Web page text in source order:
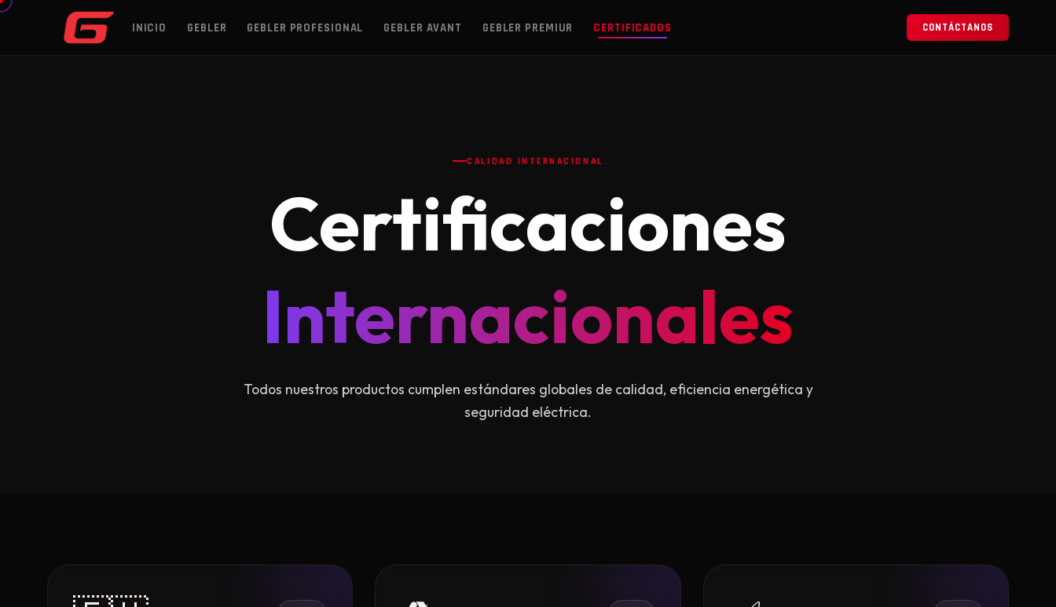
INICIO GEBLER GEBLER PROFESIONAL GEBLER AVANT GEBLER PREMIUR CERTIFICADOS CONTÁCTANOS
CALIDAD INTERNACIONAL
Certificaciones
Internacionales
Todos nuestros productos cumplen estándares globales de calidad, eficiencia energética y
seguridad eléctrica.